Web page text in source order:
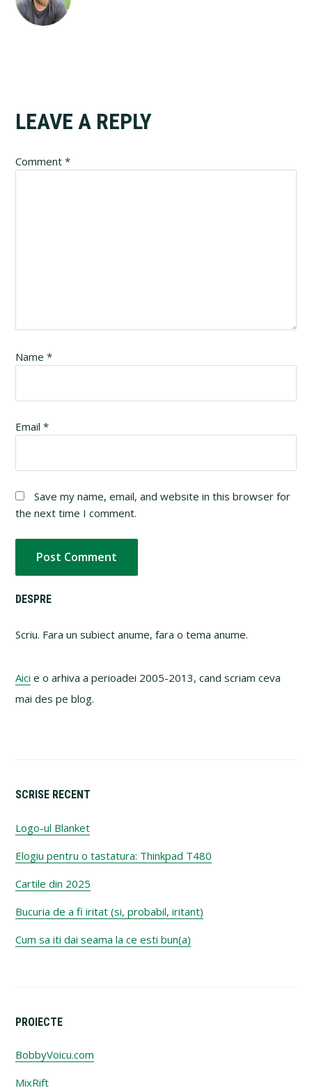
Reader
Interactions
LEAVE A REPLY
Comment*
Name*
Email*
Save my name, email, and website in this browser for
the next time I comment.
Primary
Sidebar
DESPRE
Scriu. Fara un subiect anume, fara o tema anume.
Aici e o arhiva a perioadei 2005-2013, cand scriam ceva
mai des pe blog.
SCRISE RECENT
Logo-ul Blanket
Elogiu pentru o tastatura: Thinkpad T480
Cartile din 2025
Bucuria de a fi iritat (si, probabil, iritant)
Cum sa iti dai seama la ce esti bun(a)
PROIECTE
BobbyVoicu.com
MixRift